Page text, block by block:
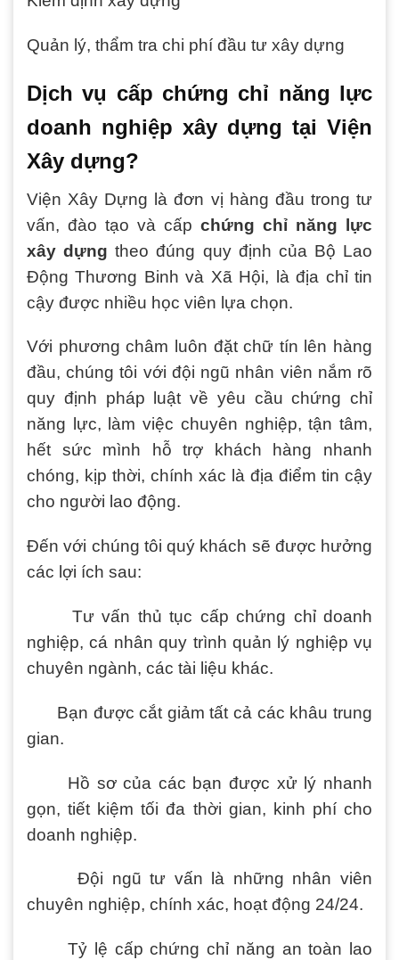
Quản lý, thẩm tra chi phí đầu tư xây dựng
Dịch vụ cấp chứng chỉ năng lực
doanh nghiệp xây dựng tại Viện
Xây dựng?
Viện Xây Dựng là đơn vị hàng đầu trong tư
vấn, đào tạo và cấp chứng chỉ năng lực
xây dựng theo đúng quy định của Bộ Lao
Động Thương Binh và Xã Hội, là địa chỉ tin
cậy được nhiều học viên lựa chọn.
Với phương châm luôn đặt chữ tín lên hàng
đầu, chúng tôi với đội ngũ nhân viên nắm rõ
quy định pháp luật về yêu cầu chứng chỉ
năng lực, làm việc chuyên nghiệp, tận tâm,
hết sức mình hỗ trợ khách hàng nhanh
chóng, kịp thời, chính xác là địa điểm tin cậy
cho người lao động.
Đến với chúng tôi quý khách sẽ được hưởng
các lợi ích sau:
Tư vấn thủ tục cấp chứng chỉ doanh
nghiệp, cá nhân quy trình quản lý nghiệp vụ
chuyên ngành, các tài liệu khác.
Bạn được cắt giảm tất cả các khâu trung
gian.
Hồ sơ của các bạn được xử lý nhanh
gọn, tiết kiệm tối đa thời gian, kinh phí cho
doanh nghiệp.
Đội ngũ tư vấn là những nhân viên
chuyên nghiệp, chính xác, hoạt động 24/24.
Tỷ lệ cấp chứng chỉ năng an toàn lao